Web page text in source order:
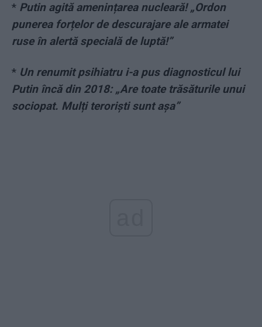
* Putin agită amenințarea nucleară! „Ordon
punerea forțelor de descurajare ale armatei
ruse în alertă specială de luptă!”
* Un renumit psihiatru i-a pus diagnosticul lui
Putin încă din 2018: „Are toate trăsăturile unui
sociopat. Mulți teroriști sunt așa”